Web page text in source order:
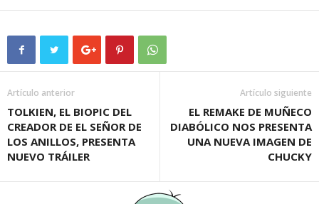
Artículo anterior
TOLKIEN, EL BIOPIC DEL
CREADOR DE EL SEÑOR DE
LOS ANILLOS, PRESENTA
NUEVO TRÁILER
Artículo siguiente
EL REMAKE DE MUÑECO
DIABÓLICO NOS PRESENTA
UNA NUEVA IMAGEN DE
CHUCKY